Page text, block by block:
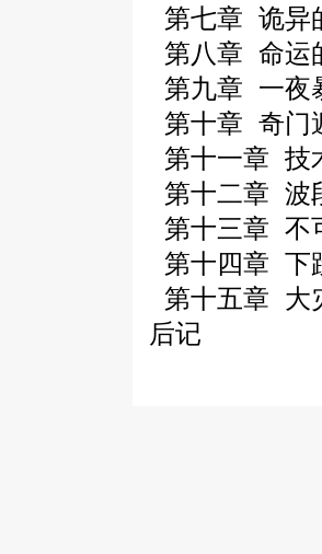
第七章 诡异
第八章 命运
第九章 一夜
第十章 奇门
第十一章 技
第十二章 波
第十三章 不
第十四章 下
第十五章 大
后记